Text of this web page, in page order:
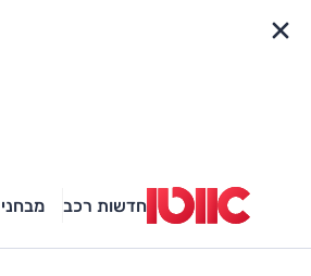
חדשות רכב